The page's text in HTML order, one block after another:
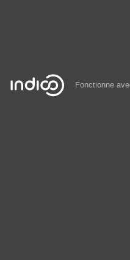
Fonctionne